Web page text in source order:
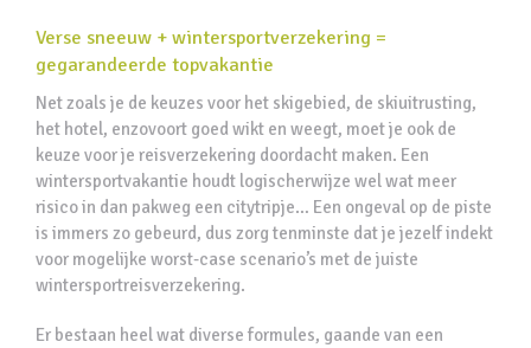
Verse sneeuw + wintersportverzekering =
gegarandeerde topvakantie
Net zoals je de keuzes voor het skigebied, de skiuitrusting,
het hotel, enzovoort goed wikt en weegt, moet je ook de
keuze voor je reisverzekering doordacht maken. Een
wintersportvakantie houdt logischerwijze wel wat meer
risico in dan pakweg een citytripje… Een ongeval op de piste
is immers zo gebeurd, dus zorg tenminste dat je jezelf indekt
voor mogelijke worst-case scenario’s met de juiste
wintersportreisverzekering.
Er bestaan heel wat diverse formules, gaande van een